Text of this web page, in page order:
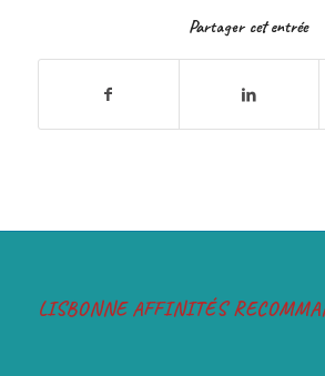
Partager cet entrée
LISBONNE AFFINITÉS